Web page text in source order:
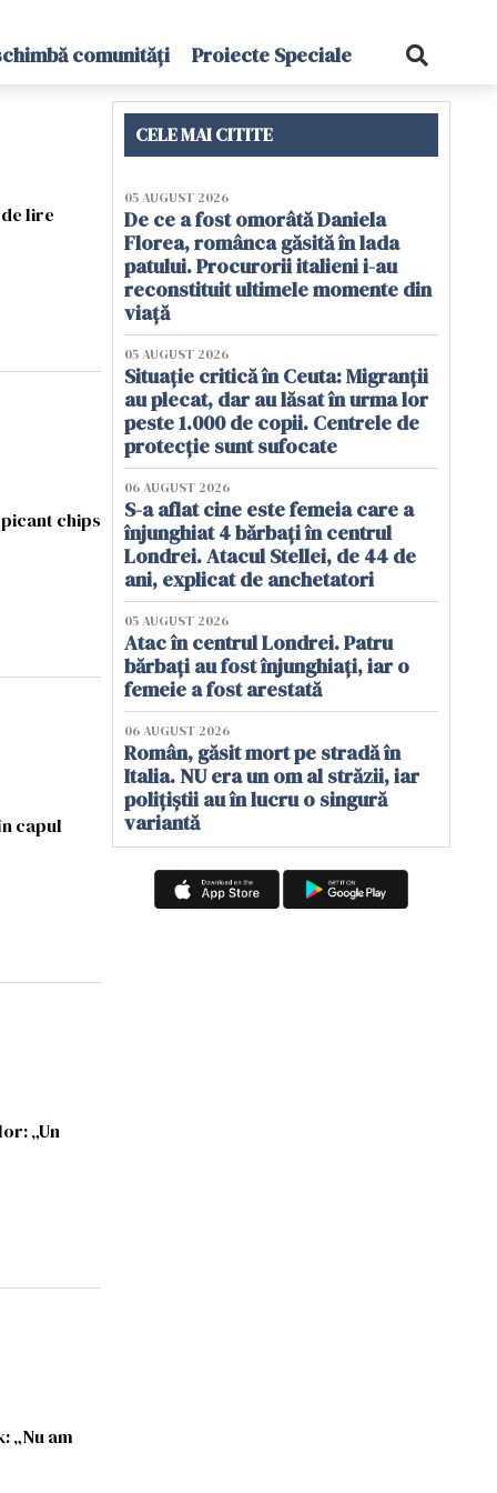
comunități Proiecte Speciale
lire
chips
capul
„Un
„Nu am
CELE MAI CITITE
05 AUGUST 2026
De ce a fost omorâtă Daniela
Florea, românca găsită în lada
patului. Procurorii italieni i-au
reconstituit ultimele momente din
viață
05 AUGUST 2026
Situație critică în Ceuta: Migranții
au plecat, dar au lăsat în urma lor
peste 1.000 de copii. Centrele de
protecție sunt sufocate
06 AUGUST 2026
S-a aflat cine este femeia care a
înjunghiat 4 bărbați în centrul
Londrei. Atacul Stellei, de 44 de
ani, explicat de anchetatori
05 AUGUST 2026
Atac în centrul Londrei. Patru
bărbați au fost înjunghiați, iar o
femeie a fost arestată
06 AUGUST 2026
Român, găsit mort pe stradă în
Italia. NU era un om al străzii, iar
polițiștii au în lucru o singură
variantă